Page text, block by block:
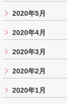
2020年5月
2020年4月
2020年3月
2020年2月
2020年1月